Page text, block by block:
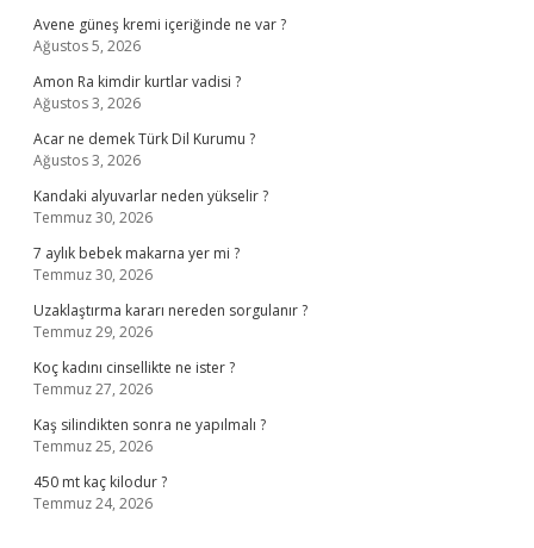
Avene güneş kremi içeriğinde ne var ?
Ağustos 5, 2026
Amon Ra kimdir kurtlar vadisi ?
Ağustos 3, 2026
Acar ne demek Türk Dil Kurumu ?
Ağustos 3, 2026
Kandaki alyuvarlar neden yükselir ?
Temmuz 30, 2026
7 aylık bebek makarna yer mi ?
Temmuz 30, 2026
Uzaklaştırma kararı nereden sorgulanır ?
Temmuz 29, 2026
Koç kadını cinsellikte ne ister ?
Temmuz 27, 2026
Kaş silindikten sonra ne yapılmalı ?
Temmuz 25, 2026
450 mt kaç kilodur ?
Temmuz 24, 2026